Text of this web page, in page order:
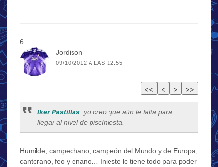
Jordison
09/10/2012 A LAS 12:55
Iker Pastillas: yo creo que aún le falta para
llegar al nivel de piscIniesta.
Humilde, campechano, campeón del Mundo y de Europa,
canterano, feo y enano… Inieste lo tiene todo para poder